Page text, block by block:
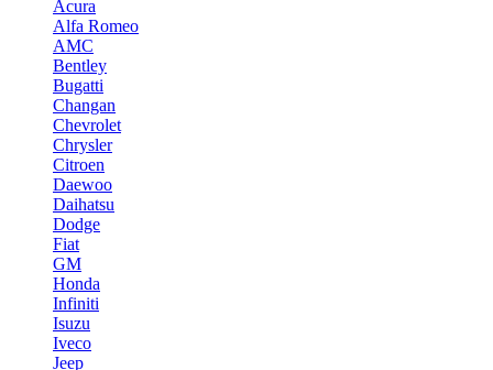
Acura
Alfa Romeo
AMC
Bentley
Bugatti
Changan
Chevrolet
Chrysler
Citroen
Daewoo
Daihatsu
Dodge
Fiat
GM
Honda
Infiniti
Isuzu
Iveco
Jeep